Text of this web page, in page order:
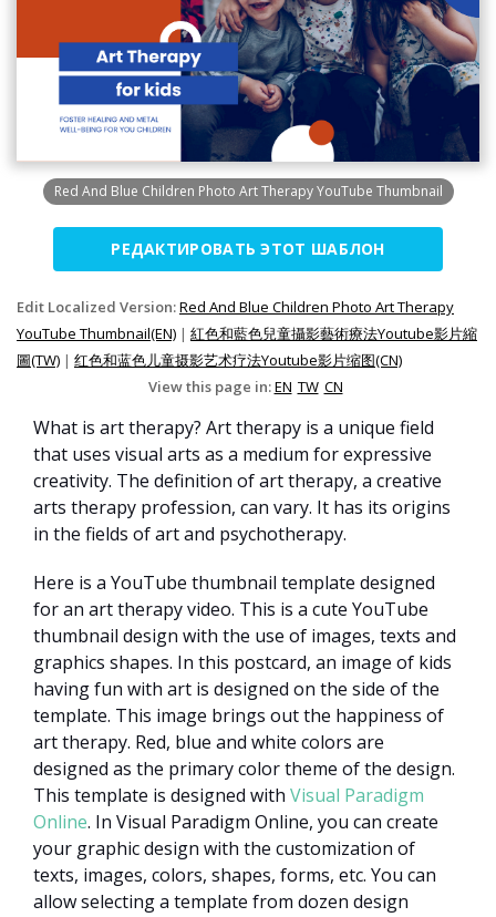
Red And Blue Children Photo Art Therapy YouTube Thumbnail
РЕДАКТИРОВАТЬ ЭТОТ ШАБЛОН
Edit Localized Version:Red And Blue Children Photo Art Therapy
YouTube Thumbnail(EN) | 紅色和藍色兒童攝影藝術療法Youtube影片縮
圖(TW) | 红色和蓝色儿童摄影艺术疗法Youtube影片缩图(CN)
View this page in:EN TW CN
What is art therapy? Art therapy is a unique field
that uses visual arts as a medium for expressive
creativity. The definition of art therapy, a creative
arts therapy profession, can vary. It has its origins
in the fields of art and psychotherapy.
Here is a YouTube thumbnail template designed
for an art therapy video. This is a cute YouTube
thumbnail design with the use of images, texts and
graphics shapes. In this postcard, an image of kids
having fun with art is designed on the side of the
template. This image brings out the happiness of
art therapy. Red, blue and white colors are
designed as the primary color theme of the design.
This template is designed with Visual Paradigm
Online. In Visual Paradigm Online, you can create
your graphic design with the customization of
texts, images, colors, shapes, forms, etc. You can
allow selecting a template from dozen design